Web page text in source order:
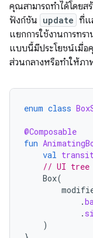
คุณสามารถทำได้โดยส
ฟังก์ชัน update ที่แ
แยกการใช้งานการท
แบบนี้มีประโยชน์เมื่อ
ส่วนกลางหรือทำให้ภ
enum class
@Composable
fun
val
// UI tree
Box(
.
.
)